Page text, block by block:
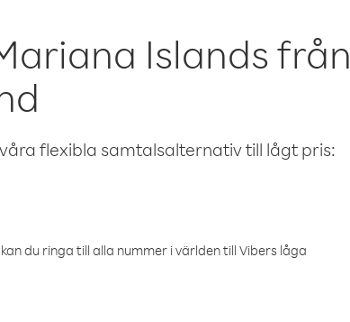
Islands från
flexibla samtalsalternativ till lågt pris:
du ringa till alla nummer i världen till Vibers låga